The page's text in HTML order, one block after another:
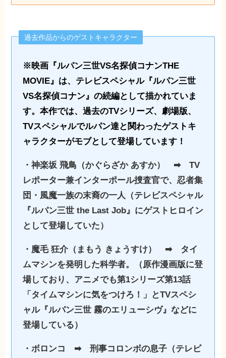
過去作品からのゲストキャラクター
※映画『ルパン三世VS名探偵コナンTHE
MOVIE』は、テレビスペシャル『ルパン三世
VS名探偵コナン』の続編として描かれていま
す。本作では、過去のTVシリーズ、劇場版、
TVスペシャルでルパン達と関わったゲストキ
ャラクターがモブとして登場しています！
・神楽坂 飛鳥（かぐらざか あすか） ➡︎ TV
レポーター兼インターポール捜査官で、忍者集
団・風魔一族の末裔の一人（テレビスペシャル
『ルパン三世 the Last Job』にゲストヒロイン
として登場していた）
・魔毛 狂介（まもう きょうすけ） ➡︎ タイ
ムマシンを発明した科学者。（原作漫画版に登
場しており、アニメでも第1シリーズ第13話
「タイムマシンに気をつけろ！」とTVスペシ
ャル『ルパン三世 霧のエリューシヴ』などに
登場している）
・ボロンコ ➡︎ 刑事コロンボの息子（テレビ